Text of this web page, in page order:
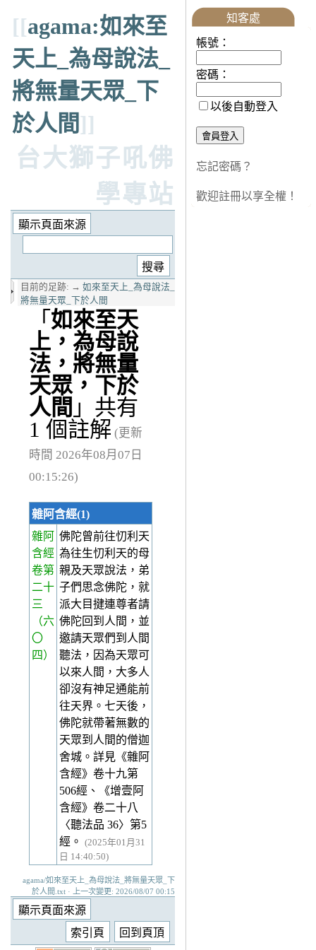
[[agama:如來至
天上_為母說法_
將無量天眾_下
於人間]]
台大獅子吼佛
學專站
目前的足跡: → 如來至天上_為母說法_
將無量天眾_下於人間
「 如來至天
上，為母說
法，將無量
天眾，下於
人間 」共有
1 個註解 (更新
時間 2026年08月07日
00:15:26)
雜阿含經(1)
雜阿
含經
卷第
二十
三
（六
〇
四）
佛陀曾前往忉利天
為往生忉利天的母
親及天眾說法，弟
子們思念佛陀，就
派大目揵連尊者請
佛陀回到人間，並
邀請天眾們到人間
聽法，因為天眾可
以來人間，大多人
卻沒有神足通能前
往天界。七天後，
佛陀就帶著無數的
天眾到人間的僧迦
舍城。詳見《雜阿
含經》卷十九第
506經、《增壹阿
含經》卷二十八
〈聽法品 36〉第5
經。
(2025年01月31
日 14:40:50)
agama/如來至天上_為母說法_將無量天眾_下
於人間.txt · 上一次變更: 2026/08/07 00:15
知客處
帳號：
密碼：
以後自動登入
忘記密碼？
歡迎註冊以享全權！